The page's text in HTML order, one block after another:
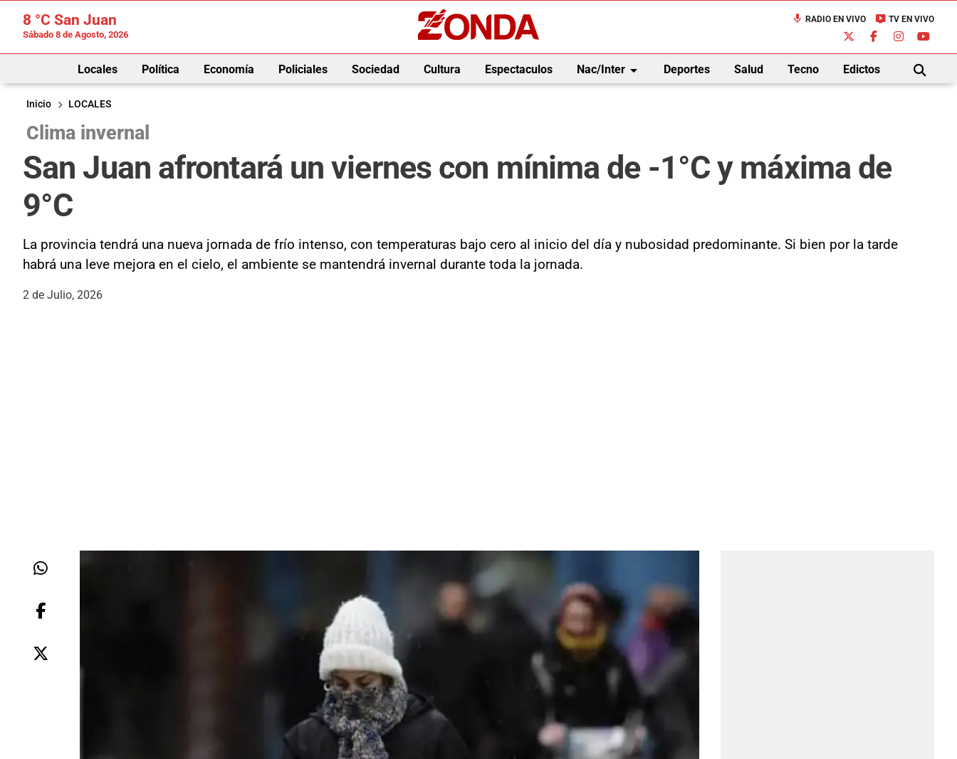
8 °C San Juan
Sábado 8 de Agosto, 2026
mic RADIO EN VIVO live_tv TV EN VIVO
Locales Política Economía Policiales Sociedad Cultura Espectaculos Nac/Interarrow_drop_down Deportes Salud Tecno Edictos
BUSCAR
Inicio
LOCALES
Clima invernal
San Juan afrontará un viernes con mínima de -1°C y máxima de
9°C
La provincia tendrá una nueva jornada de frío intenso, con temperaturas bajo cero al inicio del día y nubosidad predominante. Si bien por la tarde
habrá una leve mejora en el cielo, el ambiente se mantendrá invernal durante toda la jornada.
2 de Julio, 2026